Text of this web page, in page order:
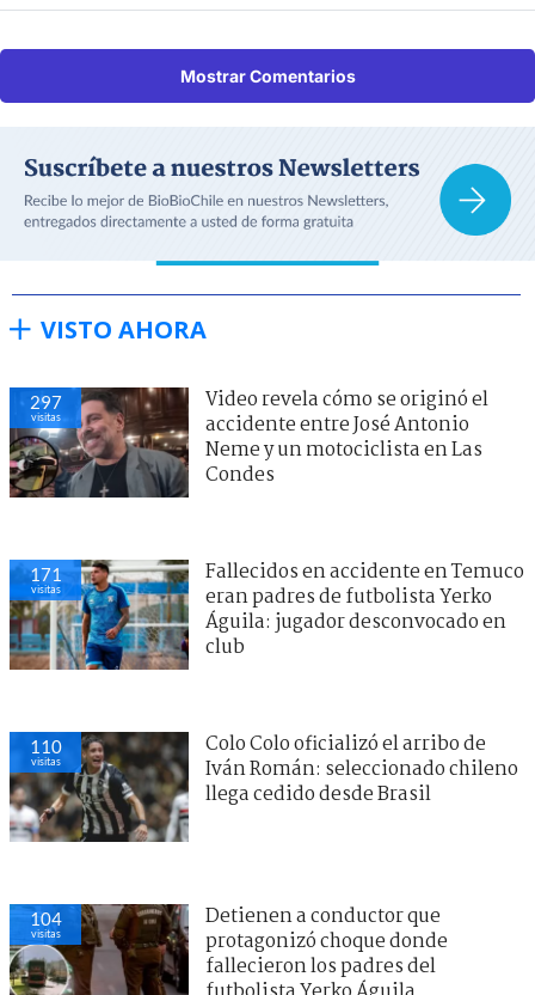
Mostrar Comentarios
VISTO AHORA
297
visitas
Video revela cómo se originó el
accidente entre José Antonio
Neme y un motociclista en Las
Condes
171
visitas
Fallecidos en accidente en Temuco
eran padres de futbolista Yerko
Águila: jugador desconvocado en
club
110
visitas
Colo Colo oficializó el arribo de
Iván Román: seleccionado chileno
llega cedido desde Brasil
104
visitas
Detienen a conductor que
protagonizó choque donde
fallecieron los padres del